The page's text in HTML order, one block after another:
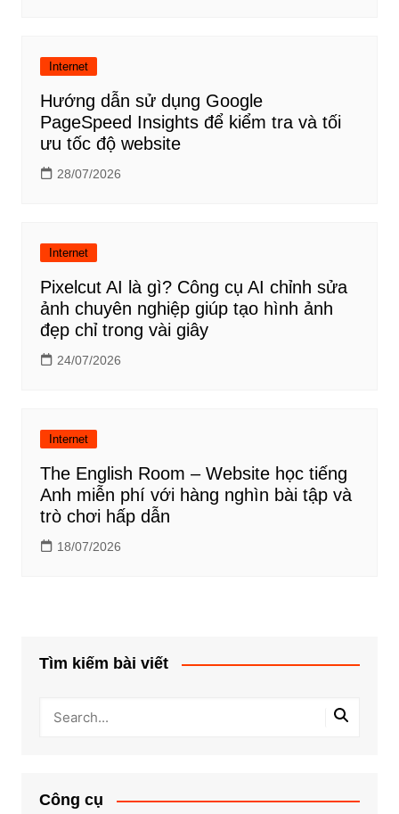
Internet
Hướng dẫn sử dụng Google
PageSpeed Insights để kiểm tra và tối
ưu tốc độ website
28/07/2026
Internet
Pixelcut AI là gì? Công cụ AI chỉnh sửa
ảnh chuyên nghiệp giúp tạo hình ảnh
đẹp chỉ trong vài giây
24/07/2026
Internet
The English Room – Website học tiếng
Anh miễn phí với hàng nghìn bài tập và
trò chơi hấp dẫn
18/07/2026
Tìm kiếm bài viết
Công cụ